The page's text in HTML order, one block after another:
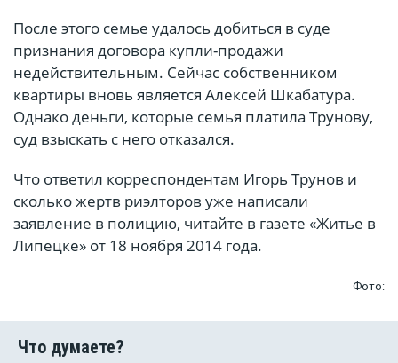
После этого семье удалось добиться в суде
признания договора купли-продажи
недействительным. Сейчас собственником
квартиры вновь является Алексей Шкабатура.
Однако деньги, которые семья платила Трунову,
суд взыскать с него отказался.
Что ответил корреспондентам Игорь Трунов и
сколько жертв риэлторов уже написали
заявление в полицию, читайте в газете «Житье в
Липецке» от 18 ноября 2014 года.
Фото: